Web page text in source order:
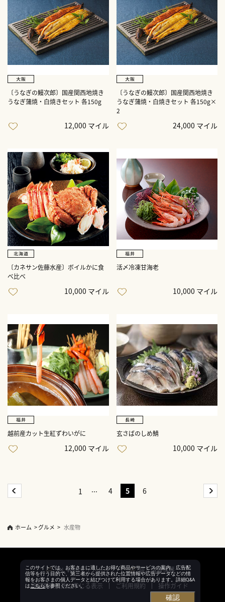
〔うなぎの鰻次郎〕国産関西地焼き
うなぎ蒲焼・白焼きセット 各150g
12,000 マイル
〔うなぎの鰻次郎〕国産関西地焼き
うなぎ蒲焼・白焼きセット 各150g×
2
24,000 マイル
〔カネサン佐藤水産〕ボイルかに食
べ比べ
10,000 マイル
活〆冷凍甘海老
10,000 マイル
越前産カット生紅ずわいがに
12,000 マイル
玄さばのしめ鯖
10,000 マイル
1 4 5 6
ホーム >グルメ > 水産物
JAL Webサイトトップ
個人情報保護
特定商取引法に準じる表示
ご利用規約 操作ガイド
このサイトでは、お客さまに適したお得な商品やサービスの案内、広告配
信等を行う目的で、第三者から提供された位置情報や広告データなどの情
報をお客さまの個人データと結びつけて利用する場合があります。詳細Q&A
はこちらを参照ください。
確認